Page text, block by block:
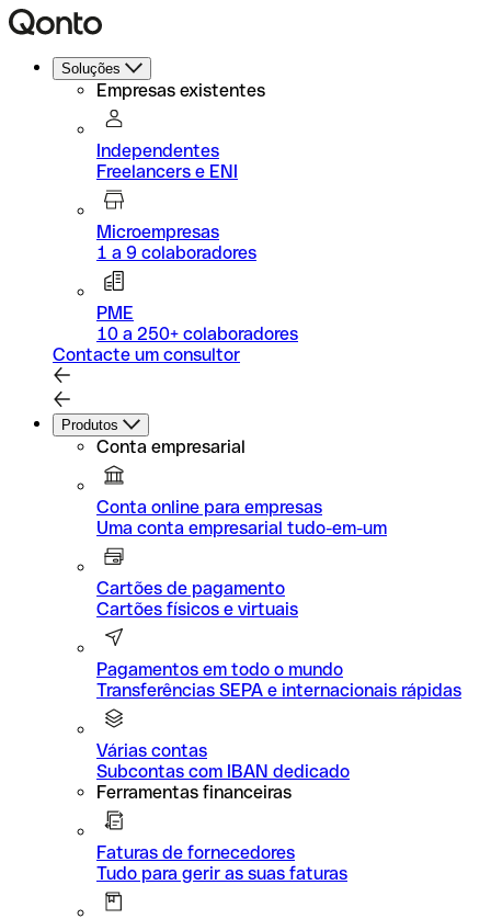
Soluções
Empresas existentes
Independentes
Freelancers e ENI
Microempresas
1 a 9 colaboradores
PME
10 a 250+ colaboradores
Contacte um consultor
Produtos
Conta empresarial
Conta online para empresas
Uma conta empresarial tudo-em-um
Cartões de pagamento
Cartões físicos e virtuais
Pagamentos em todo o mundo
Transferências SEPA e internacionais rápidas
Várias contas
Subcontas com IBAN dedicado
Ferramentas financeiras
Faturas de fornecedores
Tudo para gerir as suas faturas